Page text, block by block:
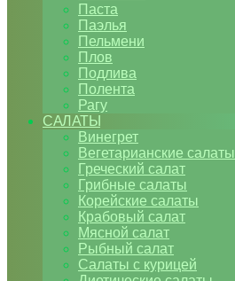
Паста
Паэлья
Пельмени
Плов
Подлива
Полента
Рагу
САЛАТЫ
Винегрет
Вегетарианские салаты
Греческий салат
Грибные салаты
Корейские салаты
Крабовый салат
Мясной салат
Рыбный салат
Салаты с курицей